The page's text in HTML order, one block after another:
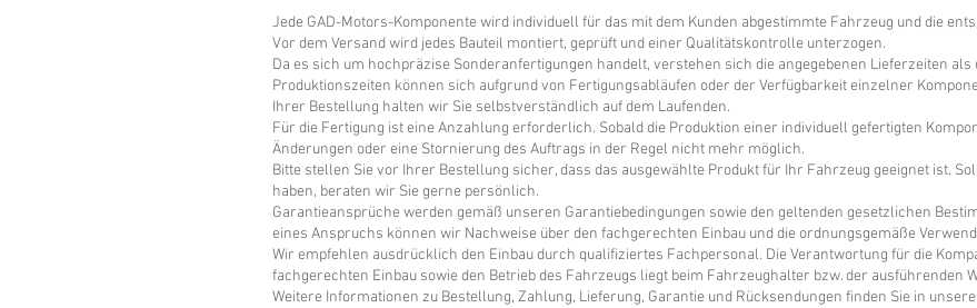
Jede GAD-Motors-Komponente wird individuell für das mit dem Kunden abgestimmte Fahrzeug und die
Vor dem Versand wird jedes Bauteil montiert, geprüft und einer Qualitätskontrolle unterzogen.
Da es sich um hochpräzise Sonderanfertigungen handelt, verstehen sich die angegebenen Lieferzeiten
Produktionszeiten können sich aufgrund von Fertigungsabläufen oder der Verfügbarkeit einzelner
Ihrer Bestellung halten wir Sie selbstverständlich auf dem Laufenden.
Für die Fertigung ist eine Anzahlung erforderlich. Sobald die Produktion einer individuell gefertigten
Änderungen oder eine Stornierung des Auftrags in der Regel nicht mehr möglich.
Bitte stellen Sie vor Ihrer Bestellung sicher, dass das ausgewählte Produkt für Ihr Fahrzeug geeignet ist.
haben, beraten wir Sie gerne persönlich.
Garantieansprüche werden gemäß unseren Garantiebedingungen sowie den geltenden gesetzlichen
eines Anspruchs können wir Nachweise über den fachgerechten Einbau und die ordnungsgemäße
Wir empfehlen ausdrücklich den Einbau durch qualifiziertes Fachpersonal. Die Verantwortung für die
fachgerechten Einbau sowie den Betrieb des Fahrzeugs liegt beim Fahrzeughalter bzw. der ausführenden
Weitere Informationen zu Bestellung, Zahlung, Lieferung, Garantie und Rücksendungen finden Sie in